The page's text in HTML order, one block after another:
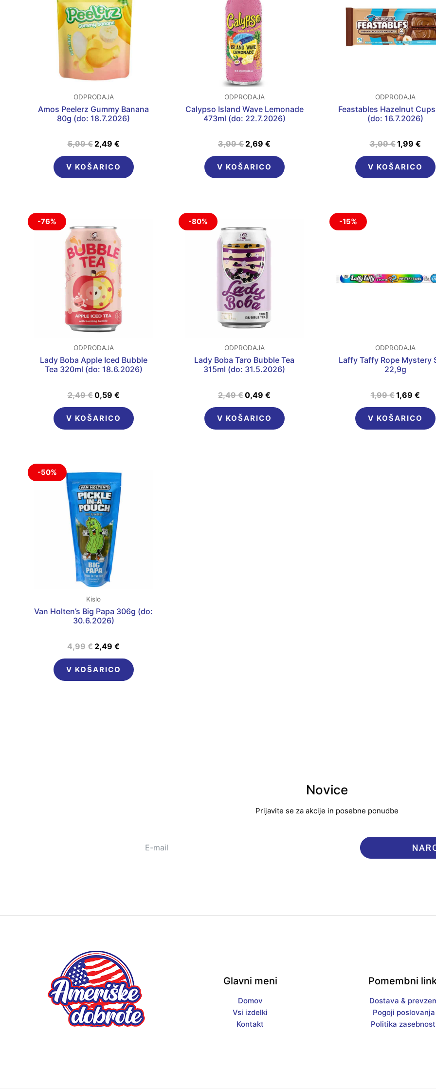
ODPRODAJA
Amos Peelerz Gummy Banana
80g (do: 18.7.2026)
5,99€ 2,49 €
V KOŠARICO
ODPRODAJA
Calypso Island Wave Lemonade
473ml (do: 22.7.2026)
3,99€ 2,69 €
V KOŠARICO
ODPRODAJA
Feastables Hazelnut
(do: 16.7.2026)
3,99€1,99 €
V KOŠARICO
-76%
ODPRODAJA
Lady Boba Apple Iced Bubble
Tea 320ml (do: 18.6.2026)
2,49€
je
bila:
2,49 €.
0,59 €
0,59 €.
V KOŠARICO
-80%
ODPRODAJA
Lady Boba Taro Bubble Tea
315ml (do: 31.5.2026)
2,49€
je
bila:
2,49 €.
0,49 €
0,49 €.
V KOŠARICO
-15%
ODPRODAJA
Laffy Taffy Rope Mystery
22,9g
1,99€1,69 €
V KOŠARICO
-50%
Kislo
Van Holten’s Big Papa 306g (do:
30.6.2026)
4,99€
cena
je
bila:
4,99 €.
2,49 €
cena
je:
2,49 €.
V KOŠARICO
Novice
Prijavite se za akcije in posebne ponudbe
Glavni meni
Domov
Vsi izdelki
Kontakt
Pomembni
Dostava &
Pogoji poslovanja
Politika